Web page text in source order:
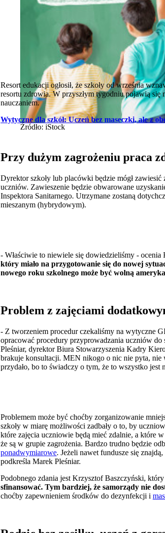
Źródło: iStock
Resort edukacji ogłosił, że szkoły od września
resortu zdrowia. W przyszłym tygodniu pojawią się
nauczaniem.
Wytyczne dla szkół: Uczeń bez maseczki, ale z
Przy dużym zagrożeniu praca
Dyrektor szkoły lub placówki będzie mógł
uczniów. Zawieszenie będzie obwarowane
Inspektora Sanitarnego. Utrzymane zostaną
mieszanym (hybrydowym).
- Właściwie to niewiele się dowiedzieliśmy -
który miało na przygotowanie się do nowej
nowego roku szkolnego może być wolną
Problem z zajęciami
- Z tworzeniem procedur czekaliśmy na wytyczne
opracować procedury przyprowadzania uczniów
Pleśniar, dyrektor Biura Stowarzyszenia Kadry
brakuje konsultacji. MEN nikogo o nic nie pyta,
przydało, bo to świadczy o tym, że to wszystko jest
Problemem może być choćby zorganizowanie
szkoły w miarę możliwości zadbały o to, by
które zajęcia uczniowie będą mieć zdalnie, a które
że są w grupie zagrożenia. Bardzo trudno będzie
ponadwymiarowe. Jeżeli nawet fundusze się
podkreśla Marek Pleśniar.
Podobnego zdania jest Krzysztof Baszczyński,
sfinansować. Tym bardziej, że samorządy nie
choćby zapewnieniem środków do dezynfekcji i